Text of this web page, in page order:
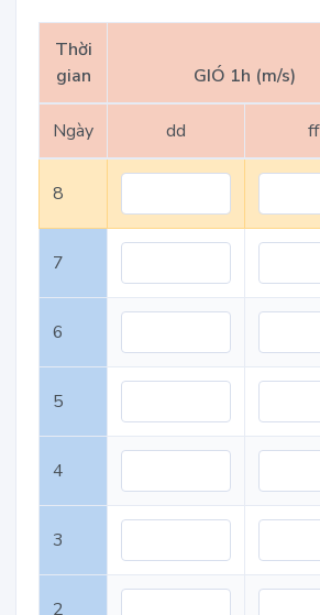
Thời
gian
GIÓ 1h (m/s)
Ngày dd ff
8
7
6
5
4
3
2